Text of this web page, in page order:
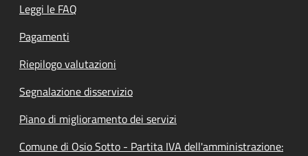
Leggi le FAQ
Pagamenti
Riepilogo valutazioni
Segnalazione disservizio
Piano di miglioramento dei servizi
Comune di Osio Sotto - Partita IVA dell'amministrazione: